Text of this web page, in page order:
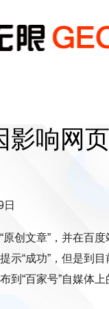
影响网
原创文章”，并在百
示“成功”，但是到
到“百家号”自媒体